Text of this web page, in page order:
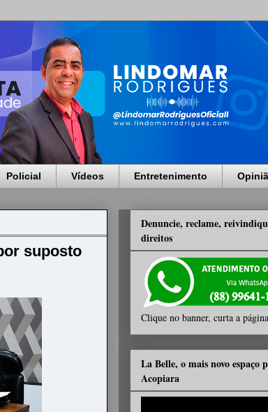
Policial Vídeos Entretenimento
suposto
Denuncie, reclame,
direitos
Clique no banner, curta a
La Belle, o mais novo espaço
Acopiara